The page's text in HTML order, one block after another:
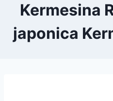
Kermesina
japonica